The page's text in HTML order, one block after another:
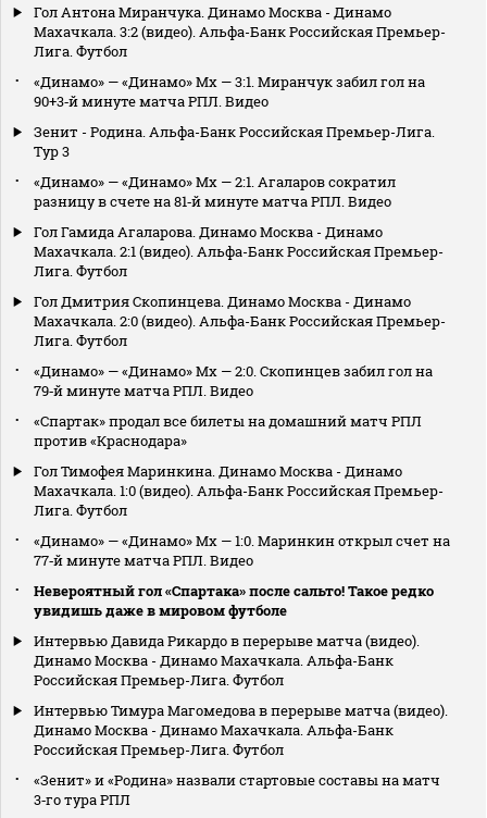
Гол Антона Миранчука. Динамо Москва - Динамо
Махачкала. 3:2 (видео). Альфа-Банк Российская Премьер-
Лига. Футбол
«Динамо» — «Динамо» Мх — 3:1. Миранчук забил гол на
90+3‑й минуте матча РПЛ. Видео
Зенит - Родина. Альфа-Банк Российская Премьер-Лига.
Тур 3
«Динамо» — «Динамо» Мх — 2:1. Агаларов сократил
разницу в счете на 81‑й минуте матча РПЛ. Видео
Гол Гамида Агаларова. Динамо Москва - Динамо
Махачкала. 2:1 (видео). Альфа-Банк Российская Премьер-
Лига. Футбол
Гол Дмитрия Скопинцева. Динамо Москва - Динамо
Махачкала. 2:0 (видео). Альфа-Банк Российская Премьер-
Лига. Футбол
«Динамо» — «Динамо» Мх — 2:0. Скопинцев забил гол на
79‑й минуте матча РПЛ. Видео
«Спартак» продал все билеты на домашний матч РПЛ
против «Краснодара»
Гол Тимофея Маринкина. Динамо Москва - Динамо
Махачкала. 1:0 (видео). Альфа-Банк Российская Премьер-
Лига. Футбол
«Динамо» — «Динамо» Мх — 1:0. Маринкин открыл счет на
77‑й минуте матча РПЛ. Видео
Невероятный гол «Спартака» после сальто! Такое редко
увидишь даже в мировом футболе
Интервью Давида Рикардо в перерыве матча (видео).
Динамо Москва - Динамо Махачкала. Альфа-Банк
Российская Премьер-Лига. Футбол
Интервью Тимура Магомедова в перерыве матча (видео).
Динамо Москва - Динамо Махачкала. Альфа-Банк
Российская Премьер-Лига. Футбол
«Зенит» и «Родина» назвали стартовые составы на матч
3‑го тура РПЛ